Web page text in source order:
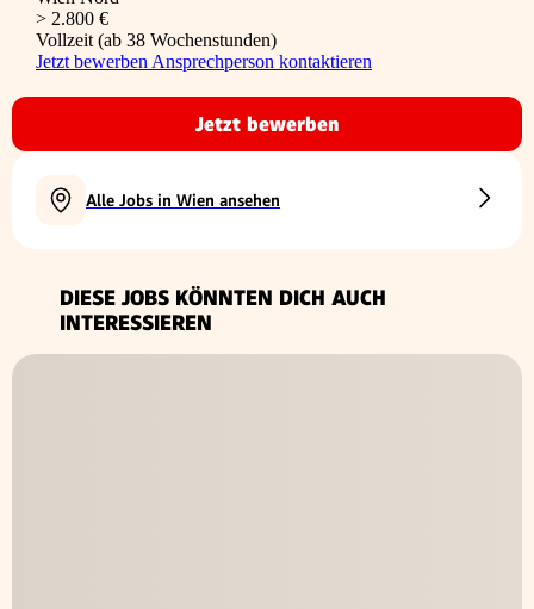
> 2.800 €
Vollzeit (ab 38 Wochenstunden)
Jetzt bewerbenAnsprechperson kontaktieren
Jetzt bewerben
Alle Jobs in Wien ansehen
DIESE JOBS KÖNNTEN DICH AUCH
INTERESSIEREN